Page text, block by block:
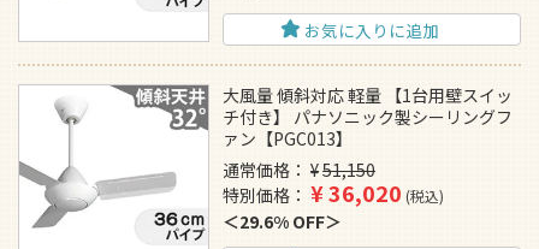
お気に入りに追加
大風量 傾斜対応 軽量 【1台用壁スイッ
チ付き】 パナソニック製シーリングフ
ァン【PGC013】
通常価格
¥51,150
特別価格
¥36,020 税込
29.6% OFF